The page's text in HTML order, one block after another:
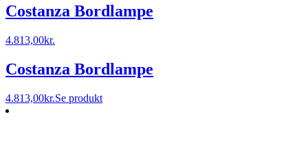
Costanza Bordlampe
4.813,00kr.
Costanza Bordlampe
4.813,00kr.Se produkt